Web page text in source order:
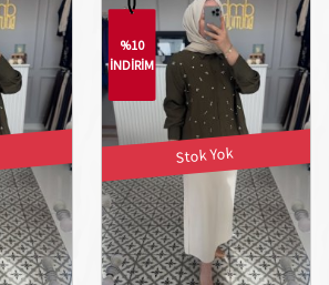
%10
İNDİRİM
Stok Yok